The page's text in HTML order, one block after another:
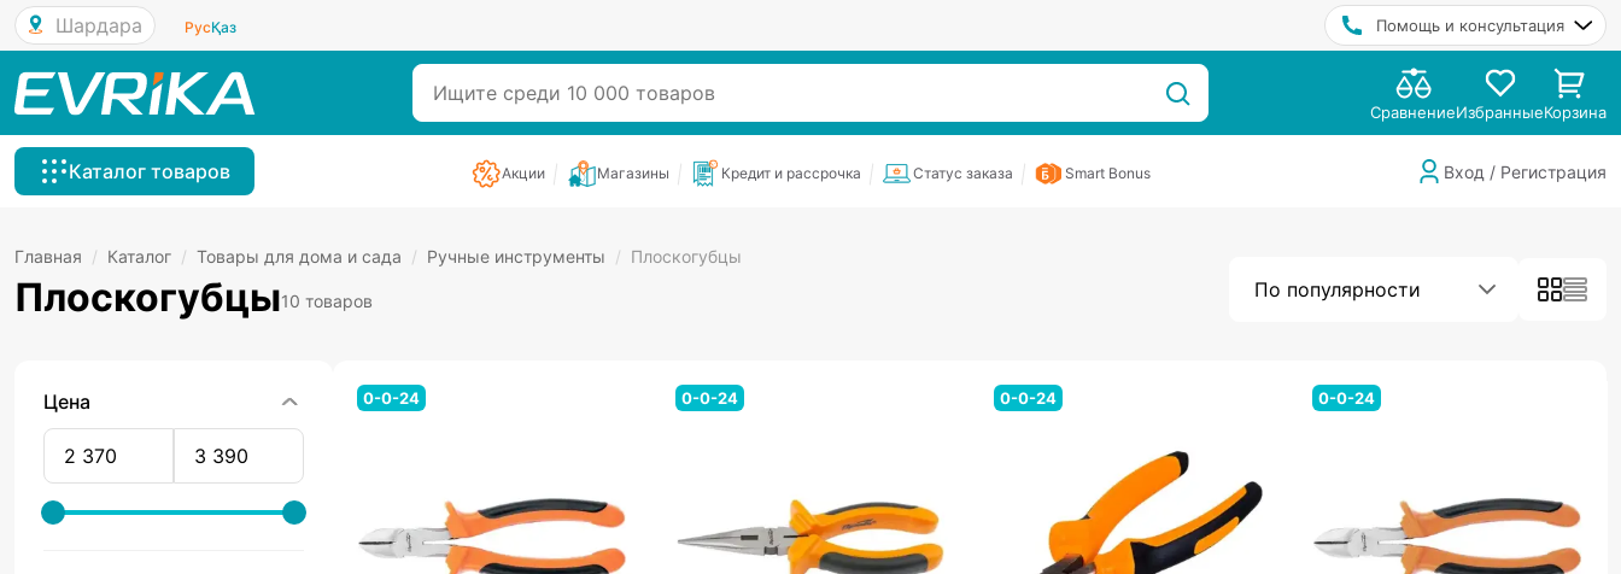
Шардара РусҚаз Помощь и консультация
СравнениеИзбранныеКорзина
Каталог товаров Акции Магазины Кредит и рассрочка Статус заказа Smart Bonus Вход / Регистрация
Главная / Каталог / Товары для дома и сада / Ручные инструменты / Плоскогубцы
Плоскогубцы10 товаров По популярности
Цена 0-0-24 0-0-24 0-0-24 0-0-24